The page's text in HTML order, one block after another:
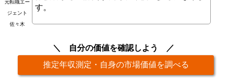
元転職エー
ジェント
佐々木
す。
自分の価値を確認しよう
推定年収測定・自身の市場価値を調べる